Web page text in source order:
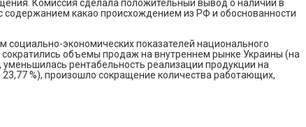
Комиссия сделала положительный вывод о наличии в
содержанием какао происхождением из РФ и обоснованности
экономических показателей национального
объемы продаж на внутреннем рынке Украины (на
рентабельность реализации продукции на
%), произошло сокращение количества работающих,